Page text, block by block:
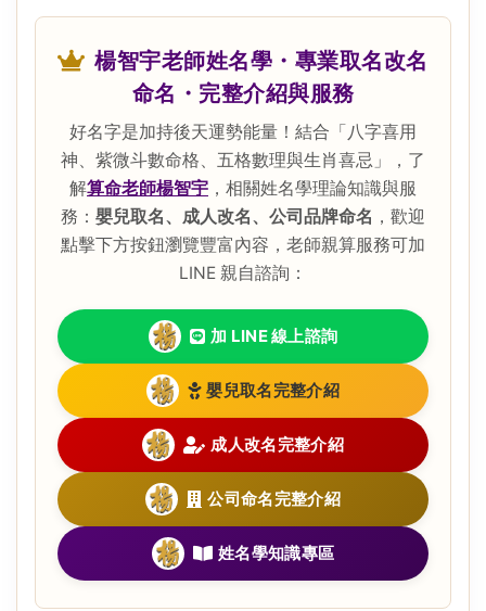
楊智宇老師姓名學・專業取名改名
命名・完整介紹與服務
好名字是加持後天運勢能量！結合「八字喜用
神、紫微斗數命格、五格數理與生肖喜忌」，了
解算命老師楊智宇 ，相關姓名學理論知識與服
務： 嬰兒取名、成人改名、公司品牌命名 ，歡迎
點擊下方按鈕瀏覽豐富內容，老師親算服務可加
LINE 親自諮詢：
加 LINE 線上諮詢
嬰兒取名完整介紹
成人改名完整介紹
公司命名完整介紹
姓名學知識專區